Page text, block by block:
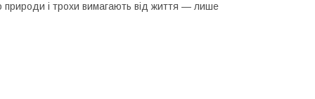
природи і трохи вимагають від життя — лише